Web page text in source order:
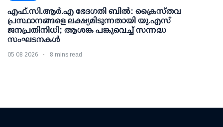
എഫ്.സി.ആര്‍.എ ഭേദഗതി ബില്‍: ക്രൈസ്തവ
പ്രസ്ഥാനങ്ങളെ ലക്ഷ്യമിടുന്നതായി യു.എസ്
ജനപ്രതിനിധി; ആശങ്ക പങ്കുവെച്ച് സന്നദ്ധ
സംഘടനകള്‍
05 08 2026 8 mins read